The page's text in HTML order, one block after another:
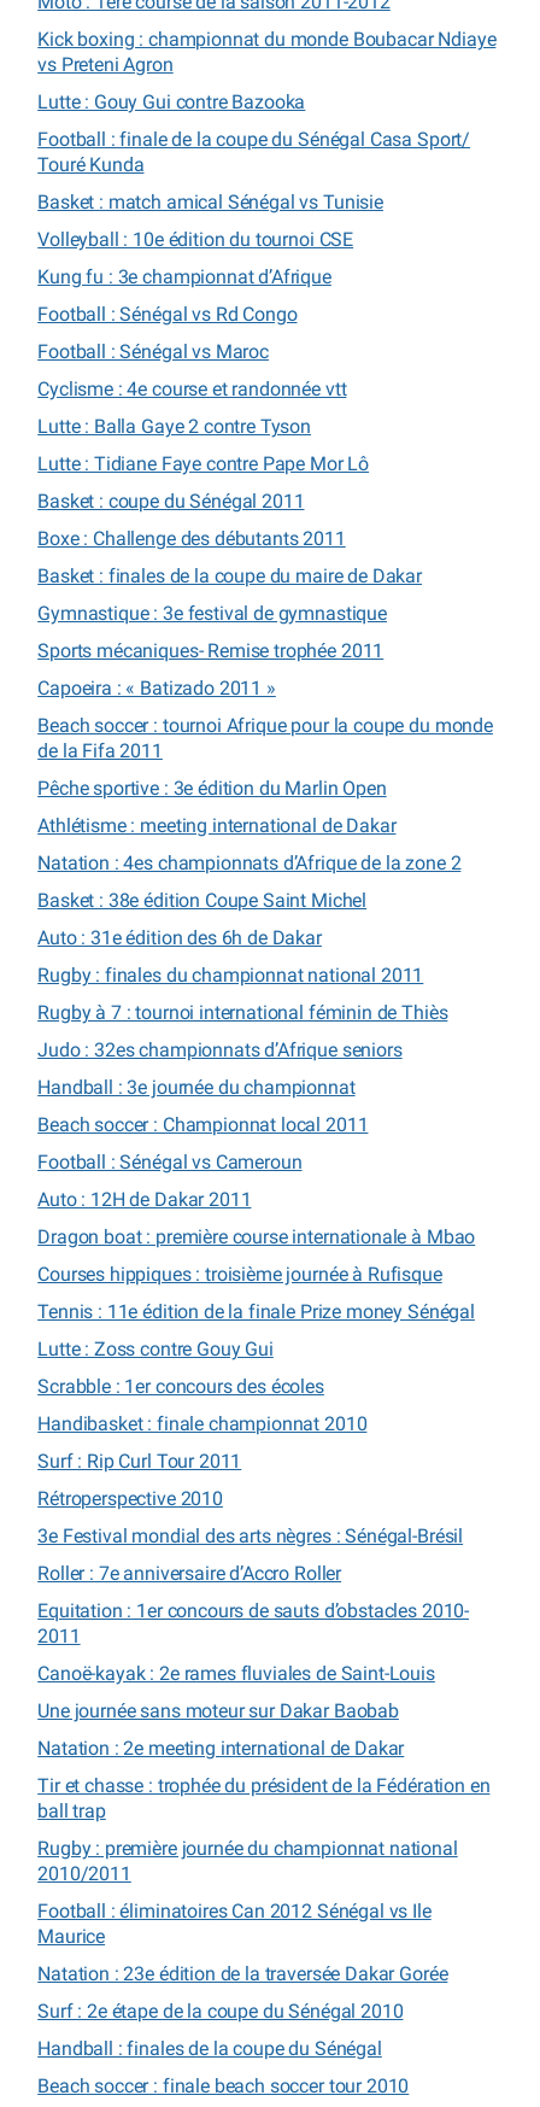
Kick boxing : championnat du monde Boubacar Ndiaye
vs Preteni Agron
Lutte : Gouy Gui contre Bazooka
Football : finale de la coupe du Sénégal Casa Sport/
Touré Kunda
Basket : match amical Sénégal vs Tunisie
Volleyball : 10e édition du tournoi CSE
Kung fu : 3e championnat d’Afrique
Football : Sénégal vs Rd Congo
Football : Sénégal vs Maroc
Cyclisme : 4e course et randonnée vtt
Lutte : Balla Gaye 2 contre Tyson
Lutte : Tidiane Faye contre Pape Mor Lô
Basket : coupe du Sénégal 2011
Boxe : Challenge des débutants 2011
Basket : finales de la coupe du maire de Dakar
Gymnastique : 3e festival de gymnastique
Sports mécaniques- Remise trophée 2011
Capoeira : « Batizado 2011 »
Beach soccer : tournoi Afrique pour la coupe du monde
de la Fifa 2011
Pêche sportive : 3e édition du Marlin Open
Athlétisme : meeting international de Dakar
Natation : 4es championnats d’Afrique de la zone 2
Basket : 38e édition Coupe Saint Michel
Auto : 31e édition des 6h de Dakar
Rugby : finales du championnat national 2011
Rugby à 7 : tournoi international féminin de Thiès
Judo : 32es championnats d’Afrique seniors
Handball : 3e journée du championnat
Beach soccer : Championnat local 2011
Football : Sénégal vs Cameroun
Auto : 12H de Dakar 2011
Dragon boat : première course internationale à Mbao
Courses hippiques : troisième journée à Rufisque
Tennis : 11e édition de la finale Prize money Sénégal
Lutte : Zoss contre Gouy Gui
Scrabble : 1er concours des écoles
Handibasket : finale championnat 2010
Surf : Rip Curl Tour 2011
Rétroperspective 2010
3e Festival mondial des arts nègres : Sénégal-Brésil
Roller : 7e anniversaire d’Accro Roller
Equitation : 1er concours de sauts d’obstacles 2010-
2011
Canoë-kayak : 2e rames fluviales de Saint-Louis
Une journée sans moteur sur Dakar Baobab
Natation : 2e meeting international de Dakar
Tir et chasse : trophée du président de la Fédération en
ball trap
Rugby : première journée du championnat national
2010/2011
Football : éliminatoires Can 2012 Sénégal vs Ile
Maurice
Natation : 23e édition de la traversée Dakar Gorée
Surf : 2e étape de la coupe du Sénégal 2010
Handball : finales de la coupe du Sénégal
Beach soccer : finale beach soccer tour 2010